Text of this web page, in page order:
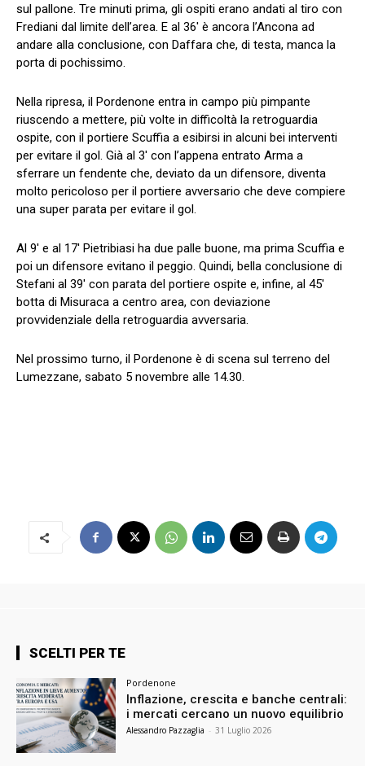
sul pallone. Tre minuti prima, gli ospiti erano andati al tiro con
Frediani dal limite dell’area. E al 36′ è ancora l’Ancona ad
andare alla conclusione, con Daffara che, di testa, manca la
porta di pochissimo.
Nella ripresa, il Pordenone entra in campo più pimpante
riuscendo a mettere, più volte in difficoltà la retroguardia
ospite, con il portiere Scuffia a esibirsi in alcuni bei interventi
per evitare il gol. Già al 3′ con l’appena entrato Arma a
sferrare un fendente che, deviato da un difensore, diventa
molto pericoloso per il portiere avversario che deve compiere
una super parata per evitare il gol.
Al 9′ e al 17′ Pietribiasi ha due palle buone, ma prima Scuffia e
poi un difensore evitano il peggio. Quindi, bella conclusione di
Stefani al 39′ con parata del portiere ospite e, infine, al 45′
botta di Misuraca a centro area, con deviazione
provvidenziale della retroguardia avversaria.
Nel prossimo turno, il Pordenone è di scena sul terreno del
Lumezzane, sabato 5 novembre alle 14.30.
SCELTI PER TE
Pordenone
Inflazione, crescita e banche centrali:
i mercati cercano un nuovo equilibrio
Alessandro Pazzaglia - 31 Luglio 2026